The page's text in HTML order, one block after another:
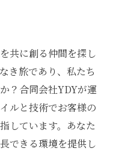
共に創る仲間を探し
き旅であり、私たち
？合同会社YDYが運
ルと技術でお客様の
しています。あなた
できる環境を提供し